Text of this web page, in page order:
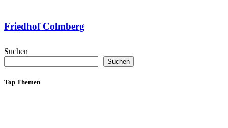
Friedhof Colmberg
Suchen
Suchen
Top Themen